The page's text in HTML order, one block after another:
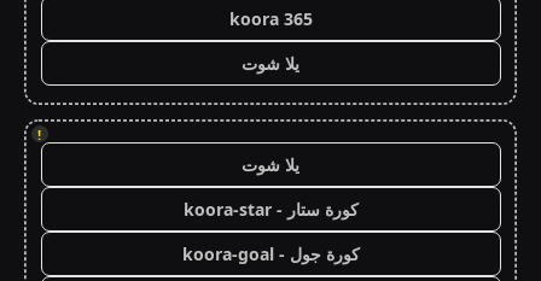
koora 365
يلا شوت
!
يلا شوت
كورة ستار - koora-star
كورة جول - koora-goal